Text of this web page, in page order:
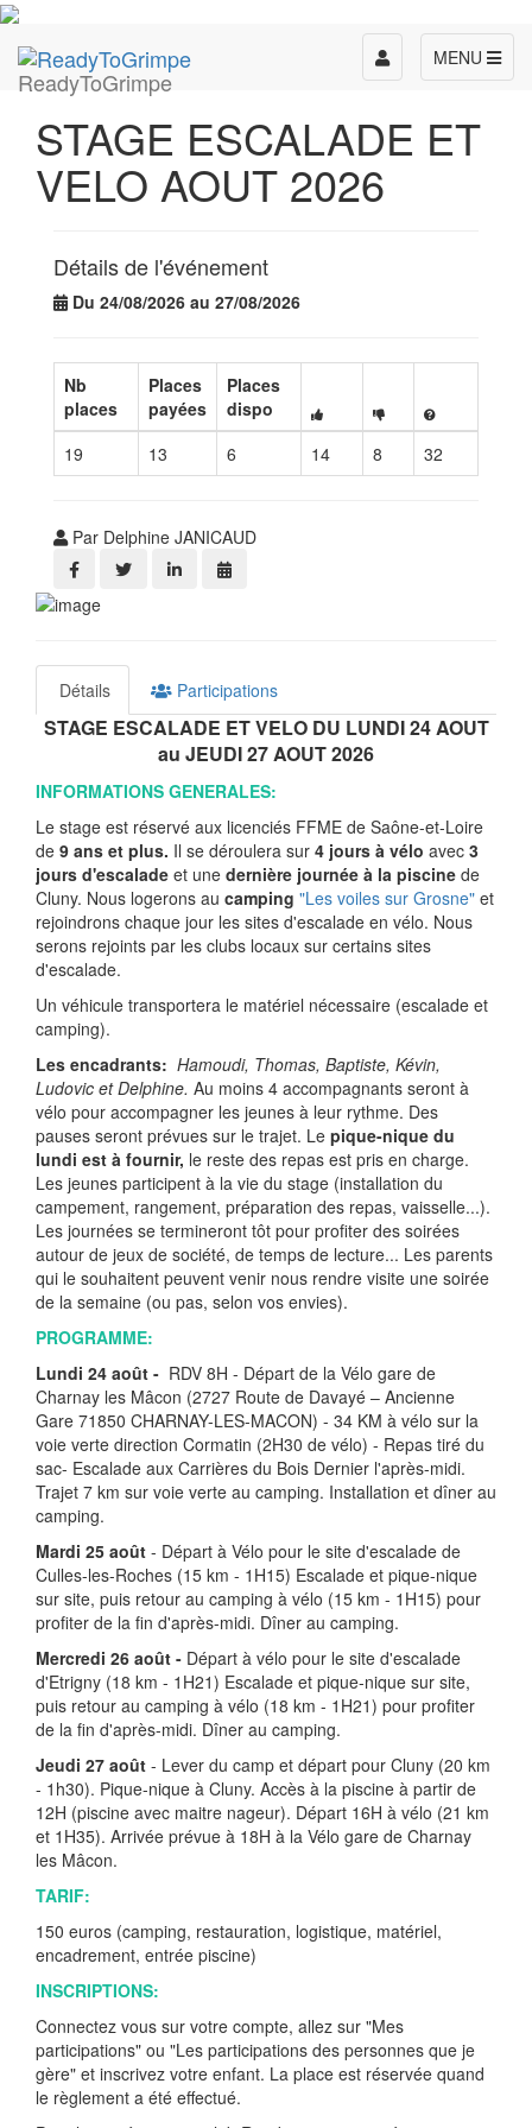
ReadyToGrimpe
MENU
Toggle
navigation
STAGE ESCALADE ET
VELO AOUT 2026
Détails de l'événement
Du 24/08/2026 au 27/08/2026
Nb
places
Places
payées
Places
dispo
19
13 6 14 8 32
Par Delphine JANICAUD
Détails Participations
STAGE ESCALADE ET VELO DU LUNDI 24 AOUT
au JEUDI 27 AOUT 2026
INFORMATIONS GENERALES:
Le stage est réservé aux licenciés FFME de Saône-et-Loire
de 9 ans et plus. Il se déroulera sur 4 jours à vélo avec 3
jours d'escalade et une dernière journée à la piscine de
Cluny. Nous logerons au camping "Les voiles sur Grosne" et
rejoindrons chaque jour les sites d'escalade en vélo. Nous
serons rejoints par les clubs locaux sur certains sites
d'escalade.
Un véhicule transportera le matériel nécessaire (escalade et
camping).
Les encadrants: Hamoudi, Thomas, Baptiste, Kévin,
Ludovic et Delphine. Au moins 4 accompagnants seront à
vélo pour accompagner les jeunes à leur rythme. Des
pauses seront prévues sur le trajet. Le pique-nique du
lundi est à fournir, le reste des repas est pris en charge.
Les jeunes participent à la vie du stage (installation du
campement, rangement, préparation des repas, vaisselle...).
Les journées se termineront tôt pour profiter des soirées
autour de jeux de société, de temps de lecture... Les parents
qui le souhaitent peuvent venir nous rendre visite une soirée
de la semaine (ou pas, selon vos envies).
PROGRAMME:
Lundi 24 août - RDV 8H - Départ de la Vélo gare de
Charnay les Mâcon (2727 Route de Davayé – Ancienne
Gare 71850 CHARNAY-LES-MACON) - 34 KM à vélo sur la
voie verte direction Cormatin (2H30 de vélo) - Repas tiré du
sac- Escalade aux Carrières du Bois Dernier l'après-midi.
Trajet 7 km sur voie verte au camping. Installation et dîner au
camping.
Mardi 25 août - Départ à Vélo pour le site d'escalade de
Culles-les-Roches (15 km - 1H15) Escalade et pique-nique
sur site, puis retour au camping à vélo (15 km - 1H15) pour
profiter de la fin d'après-midi. Dîner au camping.
Mercredi 26 août - Départ à vélo pour le site d'escalade
d'Etrigny (18 km - 1H21) Escalade et pique-nique sur site,
puis retour au camping à vélo (18 km - 1H21) pour profiter
de la fin d'après-midi. Dîner au camping.
Jeudi 27 août - Lever du camp et départ pour Cluny (20 km
- 1h30). Pique-nique à Cluny. Accès à la piscine à partir de
12H (piscine avec maitre nageur). Départ 16H à vélo (21 km
et 1H35). Arrivée prévue à 18H à la Vélo gare de Charnay
les Mâcon.
TARIF:
150 euros (camping, restauration, logistique, matériel,
encadrement, entrée piscine)
INSCRIPTIONS:
Connectez vous sur votre compte, allez sur "Mes
participations" ou "Les participations des personnes que je
gère" et inscrivez votre enfant. La place est réservée quand
le règlement a été effectué.